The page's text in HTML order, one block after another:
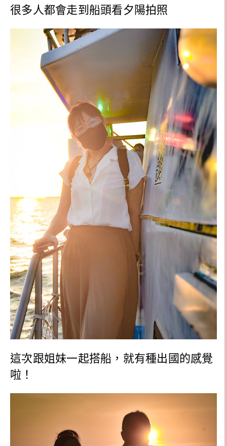
很多人都會走到船頭看夕陽拍照
這次跟姐妹一起搭船，就有種出國的感覺
啦！